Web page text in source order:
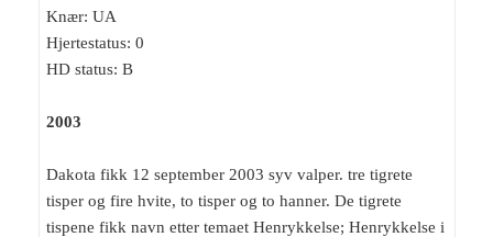
Knær: UA
Hjertestatus: 0
HD status: B
2003
Dakota fikk 12 september 2003 syv valper. tre tigrete
tisper og fire hvite, to tisper og to hanner. De tigrete
tispene fikk navn etter temaet Henrykkelse; Henrykkelse i